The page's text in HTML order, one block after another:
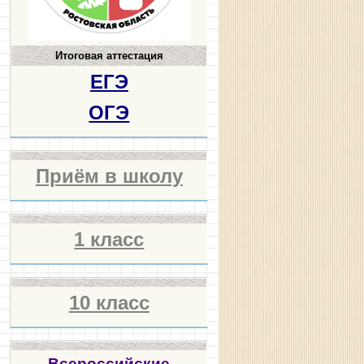
Итоговая аттестация
ЕГЭ
ОГЭ
Приём в школу
1 класс
10 класс